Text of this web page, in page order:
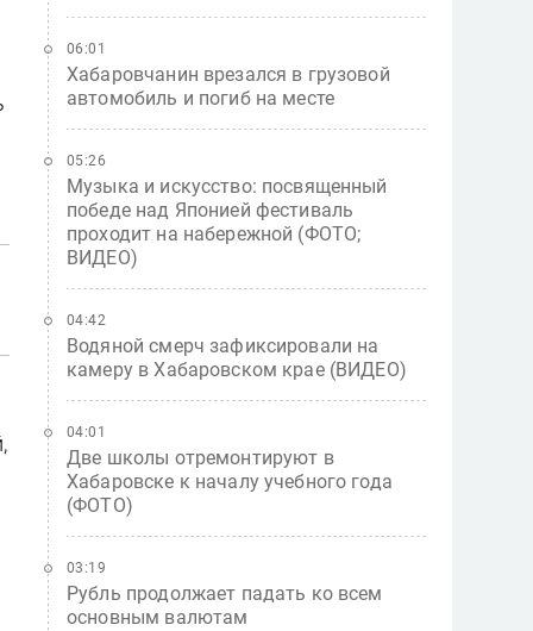
Хабаровчанин врезался в грузовой
автомобиль и погиб на месте
06:01
Музыка и искусство: посвященный
победе над Японией фестиваль
проходит на набережной (ФОТО;
ВИДЕО)
05:26
Водяной смерч зафиксировали на
камеру в Хабаровском крае (ВИДЕО)
04:42
Две школы отремонтируют в
Хабаровске к началу учебного года
(ФОТО)
04:01
Рубль продолжает падать ко всем
основным валютам
03:19